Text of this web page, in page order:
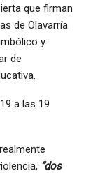
que firman
de Olavarría
y
de
a las 19
“dos